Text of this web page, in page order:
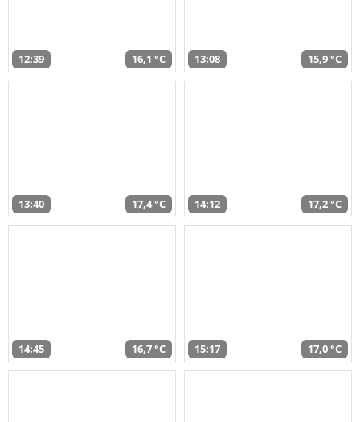
12:39 16,1 °C 13:08 15,9 °C
13:40 17,4 °C 14:12 17,2 °C
14:45 16,7 °C 15:17 17,0 °C